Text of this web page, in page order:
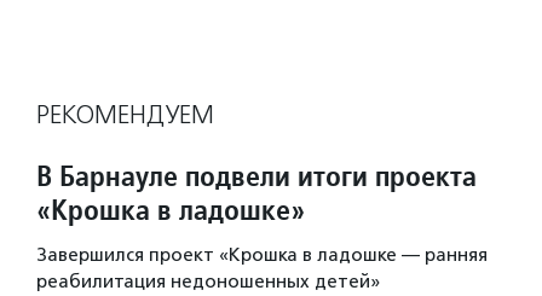
РЕКОМЕНДУЕМ
В Барнауле подвели итоги проекта
«Крошка в ладошке»
Завершился проект «Крошка в ладошке — ранняя
реабилитация недоношенных детей»